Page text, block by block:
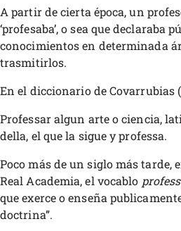
A partir de cierta época, un
‘profesaba’, o sea que declaraba
conocimientos en determinada
trasmitirlos.
En el diccionario de Covarrubias
Professar algun arte o ciencia,
della, el que la sigue y professa.
Poco más de un siglo más tarde,
Real Academia, el vocablo
que exerce o enseña
doctrina”.